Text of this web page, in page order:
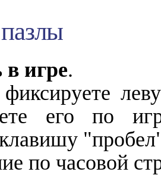
игре.
его по
по часовой